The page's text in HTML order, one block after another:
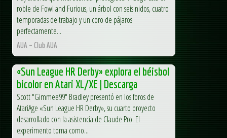
roble de Fowl and Furious, un árbol con seis nidos, cuatro
temporadas de trabajo y un coro de pájaros
perfectamente...
AUA – Club AUA
«Sun League HR Derby» explora el béisbol
bicolor en Atari XL/XE | Descarga
Scott "Gimmee99" Bradley presentó en los foros de
AtariAge «Sun League HR Derby», su cuarto proyecto
desarrollado con la asistencia de Claude Pro. El
experimento toma como...